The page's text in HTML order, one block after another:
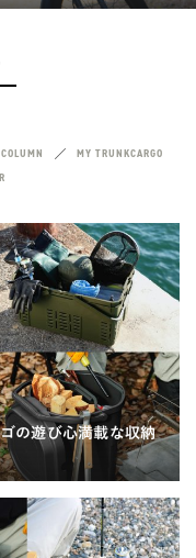
COLUMN
MY TRUNKCARGO
の遊び心満載な収納